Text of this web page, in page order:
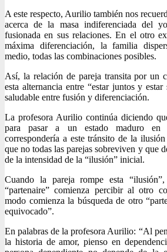
A este respecto, Aurilio también nos
acerca de la masa indiferenciada del
fusionada en sus relaciones. En el otro
máxima diferenciación, la familia
medio, todas las combinaciones posibles.
Así, la relación de pareja transita por un
esta alternancia entre “estar juntos y
saludable entre fusión y diferenciación.
La profesora Aurilio continúa diciendo
para pasar a un estado maduro en
correspondería a este tránsito de la
que no todas las parejas sobreviven y que
de la intensidad de la “ilusión” inicial.
Cuando la pareja rompe esta
“partenaire” comienza percibir al otro
modo comienza la búsqueda de otro
equivocado”.
En palabras de la profesora Aurilio: “Al
la historia de amor, pienso en